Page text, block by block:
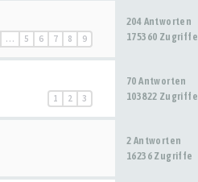
… 5 6 7 8 9
204 Antworten
175360 Zugriffe
1 2 3
70 Antworten
103822 Zugriffe
2 Antworten
16236 Zugriffe